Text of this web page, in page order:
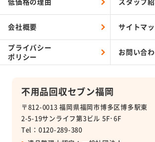
不用品回収セブン福岡
〒812-0013 福岡県福岡市博多区博多駅東
2-5-19サンライフ第3ビル 5F･6F
Tel：0120-289-380
会社概要 サイトマ
プライバシー
ポリシー
お問い合